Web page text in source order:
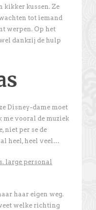
kikker kussen. Ze
tot iemand
werpen. Op het
dankzij de hulp
Disney-dame moet
vooral de muziek
niet per se de
heel, heel veel…
large personal
haar eigen weg.
welke richting